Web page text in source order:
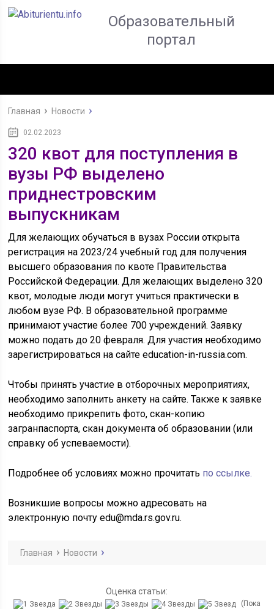
Образовательный
портал
Главная Новости
02.02.2023
320 квот для поступления в
вузы РФ выделено
приднестровским
выпускникам
Для желающих обучаться в вузах России открыта
регистрация на 2023/24 учебный год для получения
высшего образования по квоте Правительства
Российской Федерации. Для желающих выделено 320
квот, молодые люди могут учиться практически в
любом вузе РФ. В образовательной программе
принимают участие более 700 учреждений. Заявку
можно подать до 20 февраля. Для участия необходимо
зарегистрироваться на сайте education-in-russia.com.
Чтобы принять участие в отборочных мероприятиях,
необходимо заполнить анкету на сайте. Также к заявке
необходимо прикрепить фото, скан-копию
загранпаспорта, скан документа об образовании (или
справку об успеваемости).
Подробнее об условиях можно прочитать по ссылке.
Возникшие вопросы можно адресовать на
электронную почту edu@mda.rs.gov.ru.
Главная Новости
Оценка статьи:
(Пока